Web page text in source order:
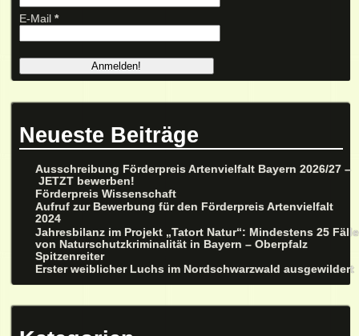
E-Mail *
Neueste Beiträge
Ausschreibung Förderpreis Artenvielfalt Bayern 2026/27 –
JETZT bewerben!
Förderpreis Wissenschaft
Aufruf zur Bewerbung für den Förderpreis Artenvielfalt
2024
Jahresbilanz im Projekt „Tatort Natur“: Mindestens 25 Fälle
von Naturschutzkriminalität in Bayern – Oberpfalz
Spitzenreiter
Erster weiblicher Luchs im Nordschwarzwald ausgewildert